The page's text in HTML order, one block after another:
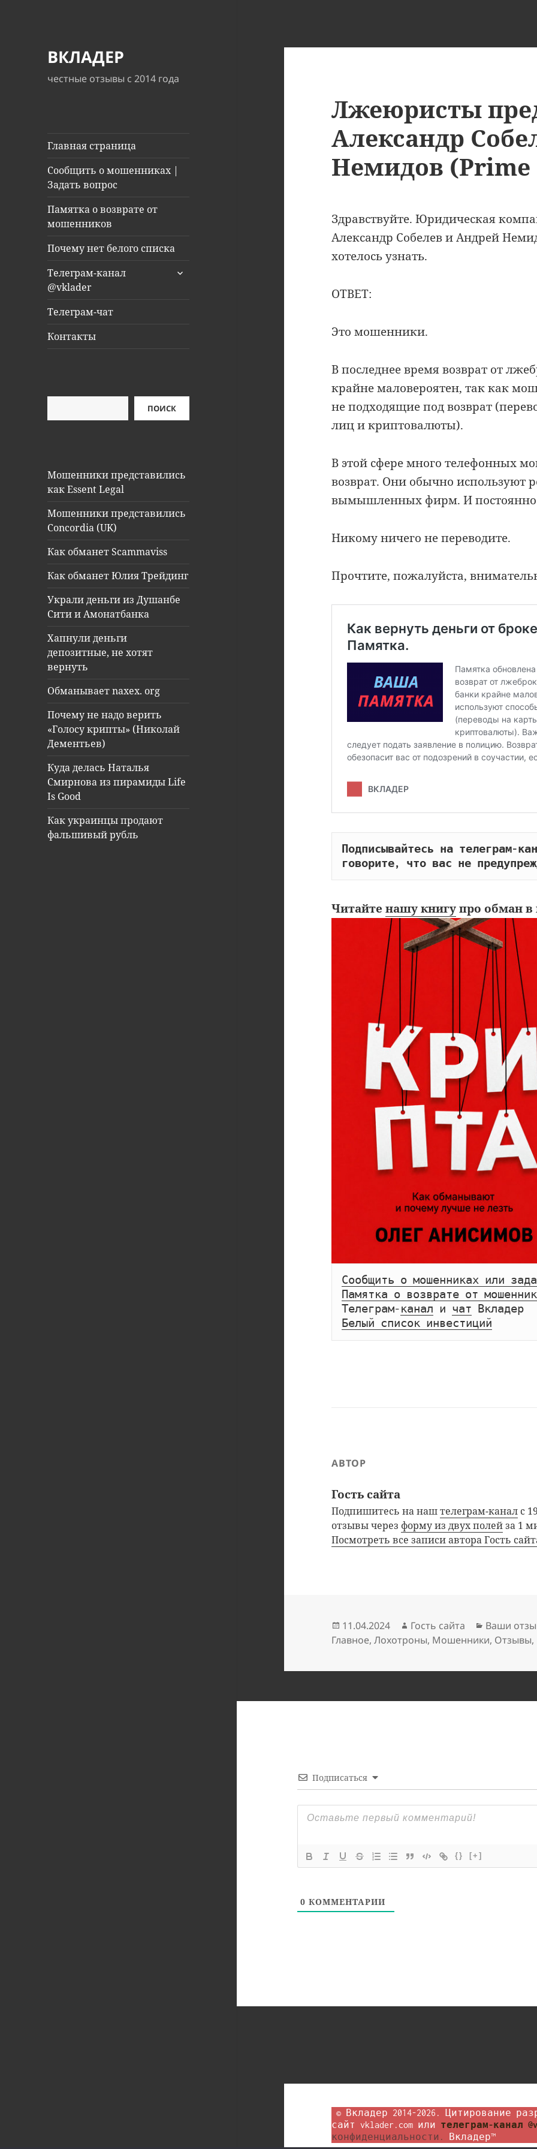
ВКЛАДЕР
честные отзывы с 2014 года
Главная страница
Сообщить о мошенниках |
Задать вопрос
Памятка о возврате от
мошенников
Почему нет белого списка
Телеграм-канал
@vklader
раскрыть
Телеграм-чат
Контакты
ПОИСК
Мошенники представились
как Essent Legal
Мошенники представились
Concordia (UK)
Как обманет Scammaviss
Как обманет Юлия Трейдинг
Украли деньги из Душанбе
Сити и Амонатбанка
Хапнули деньги
депозитные, не хотят
вернуть
Обманывает naxex. org
Почему не надо верить
«Голосу крипты» (Николай
Дементьев)
Куда делась Наталья
Смирнова из пирамиды Life
Is Good
Как украинцы продают
фальшивый рубль
Лжеюристы
Александр
Немидов (Prime
Здравствуйте. Юридическая
Александр Собелев и Андрей
хотелось узнать.
ОТВЕТ:
Это мошенники.
В последнее время возврат от
крайне маловероятен, так как
не подходящие под возврат
лиц и криптовалюты).
В этой сфере много телефонных
возврат. Они обычно используют
вымышленных фирм. И
Никому ничего не переводите.
Прочтите, пожалуйста,
Подписывайтесь на телеграм-
говорите, что вас не
Читайтенашу книгупро обман в
Сообщить о мошенниках или
Памятка о возврате от
Телеграм- канал и чат
Вкладер
Белый список инвестиций
АВТОР
Гость сайта
Подпишитесь на наштелеграм-канал с
отзывы через форму из двух полейза 1
Посмотреть все записи автора Гость
Опубликовано
11.04.2024 Автор
Гость сайта Рубрики
Ваши
Главное,Лохотроны, Мошенники, Отзывы,
Подписаться
{} [+]
0 КОММЕНТАРИИ
© Вкладер 2014-2026. Цитирование разрешается с гиперссылкой на
сайт vklader.com или телеграм-канал
конфиденциальности.
Вкладер™